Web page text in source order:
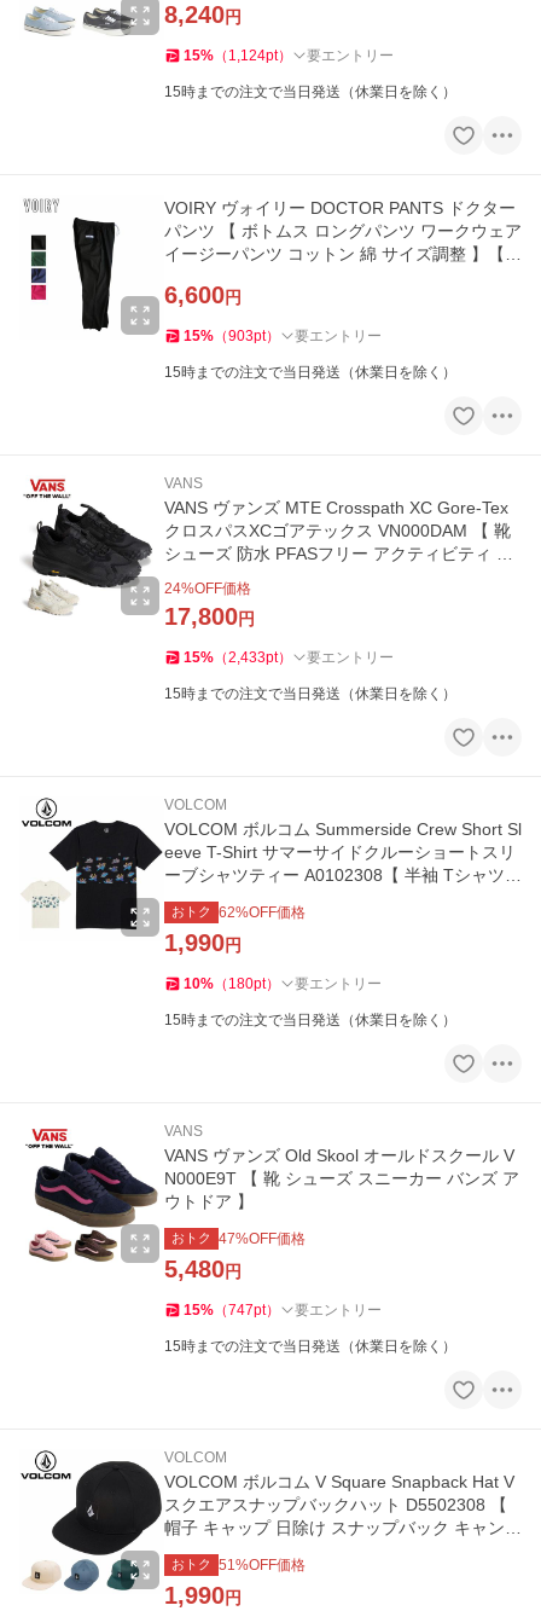
8,240円
15% （ 1,124pt） 要エントリー
15時までの注文で当日発送（休業日を除く）
VOIRY ヴォイリー DOCTOR PANTS ドクター
パンツ 【 ボトムス ロングパンツ ワークウェア
イージーパンツ コットン 綿 サイズ調整 】【メ
6,600円
15% （903pt） 要エントリー
15時までの注文で当日発送（休業日を除く）
VANS
VANS ヴァンズ MTE Crosspath XC Gore-Tex
クロスパスXCゴアテックス VN000DAM 【 靴
シューズ 防水 PFASフリー アクティビティ キ
24%OFF価格
17,800円
15% （2,433pt） 要エントリー
15時までの注文で当日発送（休業日を除く）
VOLCOM
VOLCOM ボルコム Summerside Crew Short Sl
eeve T-Shirt サマーサイドクルーショートスリ
ーブシャツティー A0102308【 半袖 Tシャツ
】【メール便・代引不可】
おトク 62%OFF価格
1,990円
10% （ 180pt） 要エントリー
15時までの注文で当日発送（休業日を除く）
VANS
VANS ヴァンズ Old Skool オールドスクール V
N000E9T 【 靴 シューズ スニーカー バンズ ア
ウトドア 】
おトク 47%OFF価格
5,480円
15% （747pt） 要エントリー
15時までの注文で当日発送（休業日を除く）
VOLCOM
VOLCOM ボルコム V Square Snapback Hat V
スクエアスナップバックハット D5502308 【
帽子 キャップ 日除け スナップバック キャンプ
アウトドア 】
おトク 51%OFF価格
1,990円